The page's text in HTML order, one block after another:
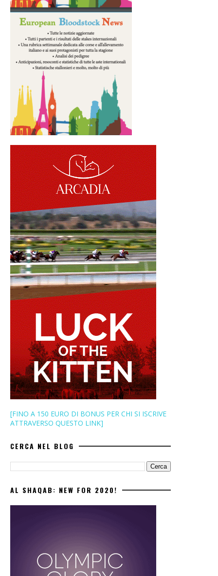
[FINO A 150 EURO DI BONUS PER CHI SI ISCRIVE
ATTRAVERSO QUESTO LINK]
CERCA NEL BLOG
AL SHAQAB: NEW FOR 2020!